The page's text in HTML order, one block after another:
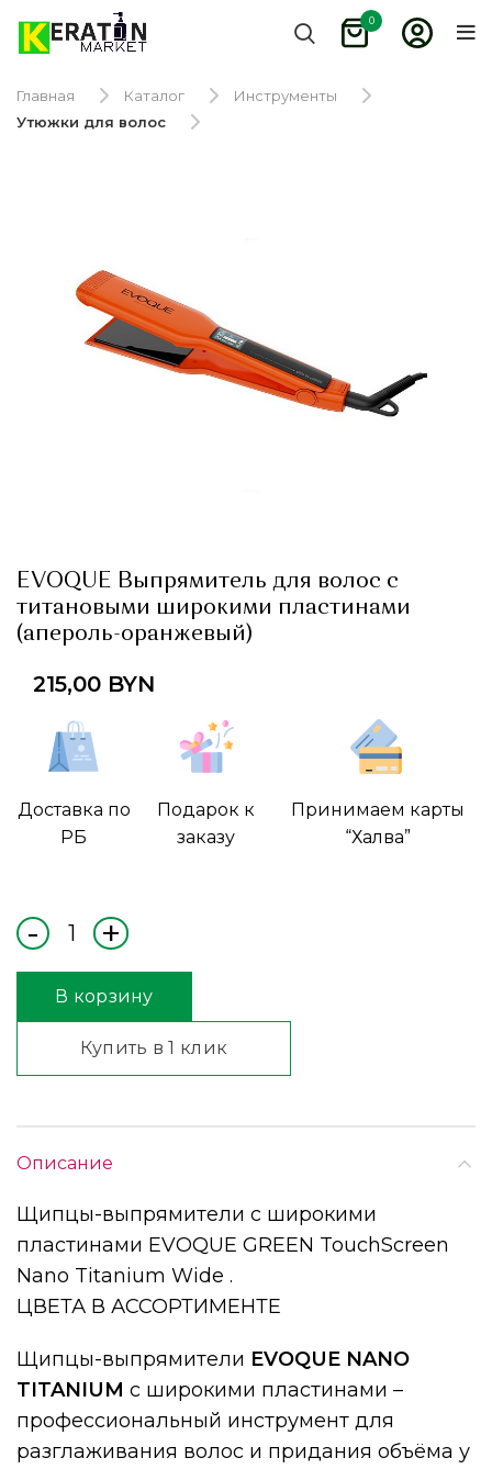
0
Главная Каталог
Инструменты
Утюжки для волос
EVOQUE Выпрямитель для волос с
титановыми широкими пластинами
(апероль-оранжевый)
215,00 BYN
Доставка по
РБ
Подарок к
заказу
Принимаем карты
“Халва”
В корзину
Купить в 1 клик
Описание
Щипцы-выпрямители с широкими
пластинами EVOQUE GREEN TouchScreen
Nano Titanium Wide .
ЦВЕТА В АССОРТИМЕНТЕ
Щипцы-выпрямители EVOQUE NANO
TITANIUM c широкими пластинами –
профессиональный инструмент для
разглаживания волос и придания объёма у